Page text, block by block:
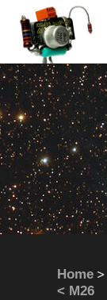
Home >
< M26